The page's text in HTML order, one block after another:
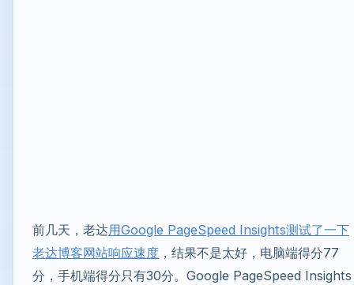
前几天，老达用Google PageSpeed Insights测试了一下
老达博客网站响应速度 ，结果不是太好，电脑端得分77
分，手机端得分只有30分。Google PageSpeed Insights